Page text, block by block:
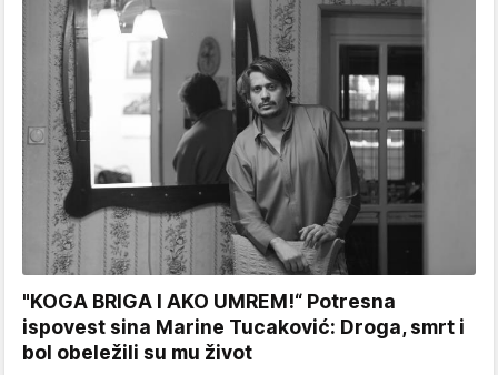
"KOGA BRIGA I AKO UMREM!“ Potresna
ispovest sina Marine Tucaković: Droga, smrt i
bol obeležili su mu život